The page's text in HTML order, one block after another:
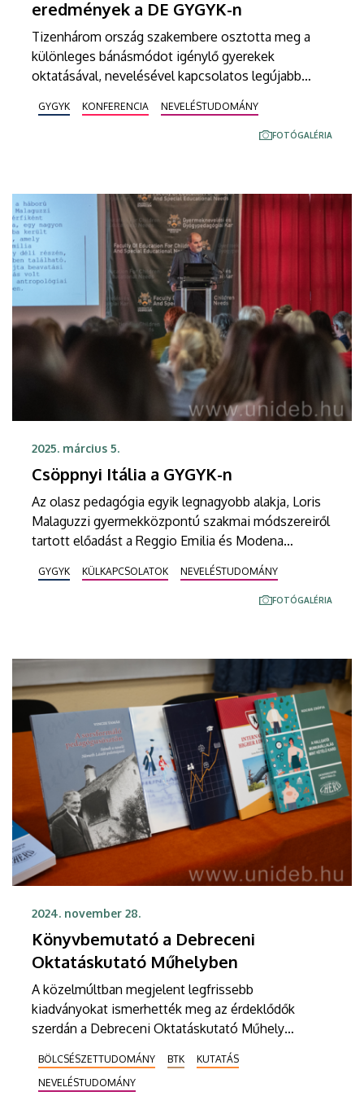
eredmények a DE GYGYK-n
Tizenhárom ország szakembere osztotta meg a
különleges bánásmódot igénylő gyerekek
oktatásával, nevelésével kapcsolatos legújabb
kutatási eredményeit a Debreceni Egyetem
Gyermeknevelési és Gyógypedagógiai Karán
szervezett konferencián. A tanácskozáson a
GYGYK KONFERENCIA NEVELÉSTUDOMÁNY
FOTÓGALÉRIA
2025. március 5.
Csöppnyi Itália a GYGYK-n
Az olasz pedagógia egyik legnagyobb alakja, Loris
Malaguzzi gyermekközpontú szakmai módszereiről
tartott előadást a Reggio Emilia és Modena
hajdúböszörményi campusán. Nicola Barbieri a
gyermekkori gondolkodás terén végzett kutatása
GYGYK KÜLKAPCSOLATOK NEVELÉSTUDOMÁNY
FOTÓGALÉRIA
2024. november 28.
Könyvbemutató a Debreceni
Oktatáskutató Műhelyben
A közelmúltban megjelent legfrissebb
kiadványokat ismerhették meg az érdeklődők
szerdán a Debreceni Oktatáskutató Műhely
Bizottság Székházában rendezett eseményt
hatodik alkalommal, idén is a Magyar Tudomány
BÖLCSÉSZETTUDOMÁNY BTK
KUTATÁS
NEVELÉSTUDOMÁNY